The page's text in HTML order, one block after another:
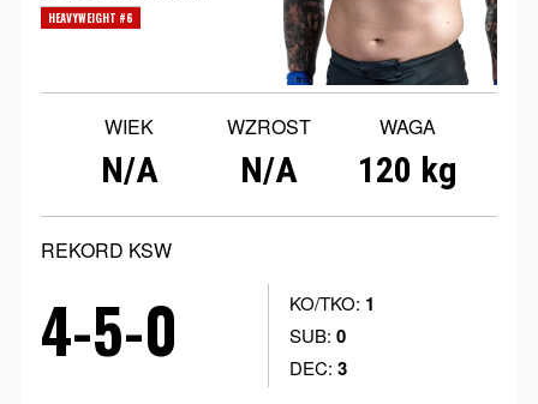
HEAVYWEIGHT #6
WIEK
N/A
WZROST
N/A
WAGA
120 kg
REKORD KSW
4-5-0 KO/TKO: 1
SUB: 0
DEC: 3